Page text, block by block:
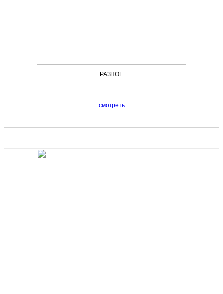
РАЗНОЕ
смотреть